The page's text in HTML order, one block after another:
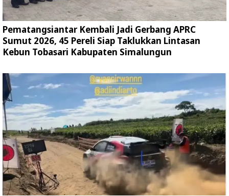
Pematangsiantar Kembali Jadi Gerbang APRC
Sumut 2026, 45 Pereli Siap Taklukkan Lintasan
Kebun Tobasari Kabupaten Simalungun